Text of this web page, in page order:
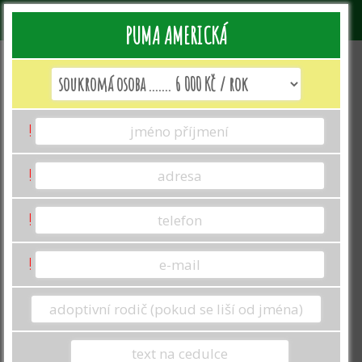
Jak vyplnit formulář k adopci?
Jméno a příjmení: Uveďte jméno toho, kdo
adopci zařizuje.Toto jméno se promítne
v darovací smlouvě. BEZ ZASLÁNÍ
DAROVACÍ SMLOUVY NEMŮŽE BÝT
ODESLÁNA ADOPČNÍ LISTINA.
Adresa se propíše na darovací smlouvě,
kterou nám podepsanou zašlete
zpět emailem přes přiložený odkaz v
emailu s doručenou darovací
smlouvou.Adresu uvádějte celou vč.
ulice, města a PSČ.
V případě darování adopce uveďte svůj
telefon a email, jelikož právě na něj Vám
PUMA AMERICKÁ
!
!
!
!